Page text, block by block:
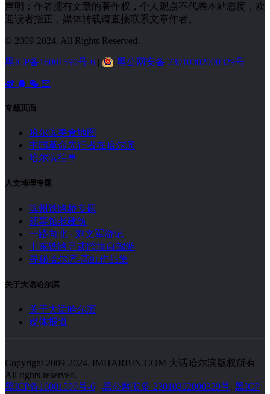
声明：作者拥有文章的著作权，个人观点不代表本站态度，欢
迎读者指正，媒体转载请直接联系文章作者。
© 2009-2024. All Rights Reserved.
黑ICP备16001590号-6 | 黑公网安备 23010302000329号
专题页面
哈尔滨美食地图
中国革命先行者在哈尔滨
哈尔滨往事
人文地理专题
滨州铁路桥专题
领事馆老建筑
一路向北 · 刘文军游记
中东铁路寻迹跨境自驾游
寻秘哈尔滨-高虹作品集
关于大话哈尔滨
关于大话哈尔滨
媒体报道
Copyright 2009-2024. IMHARBIN.COM 大话哈尔滨版权所有
All rights reserved.
黑ICP备16001590号-6
黑公网安备 23010302000329号. 黑ICP